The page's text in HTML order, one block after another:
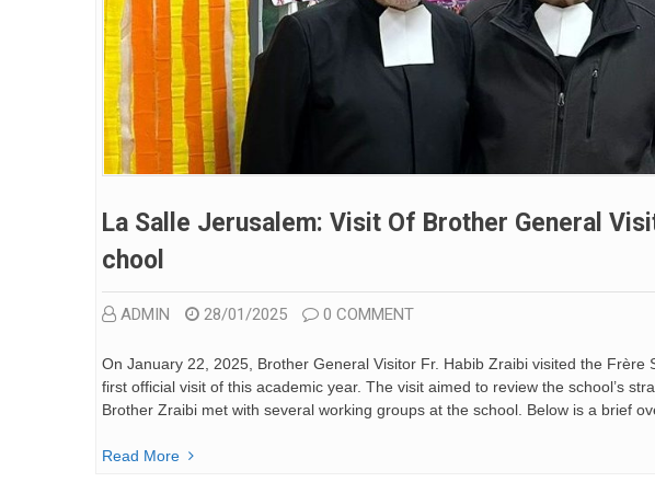
La Salle Jerusalem: Visit Of Brother General
Chool
ADMIN 28/01/2025 0 COMMENT
On January 22, 2025, Brother General Visitor Fr. Habib Zraibi visited the Frère
first official visit of this academic year. The visit aimed to review the school’s
Brother Zraibi met with several working groups at the school. Below is a brief
Read More